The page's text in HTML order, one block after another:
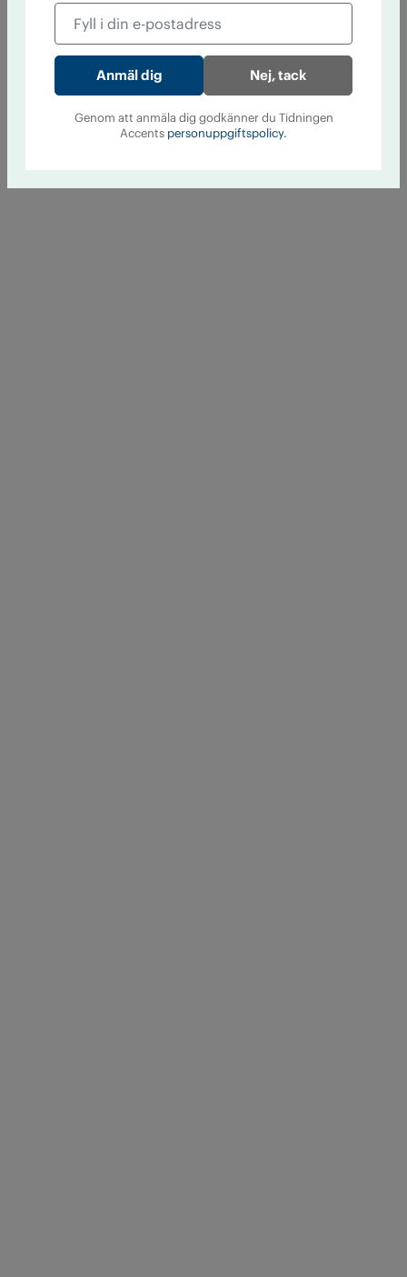
Nej, tack
Genom att anmäla dig godkänner du Tidningen
Accents personuppgiftspolicy.